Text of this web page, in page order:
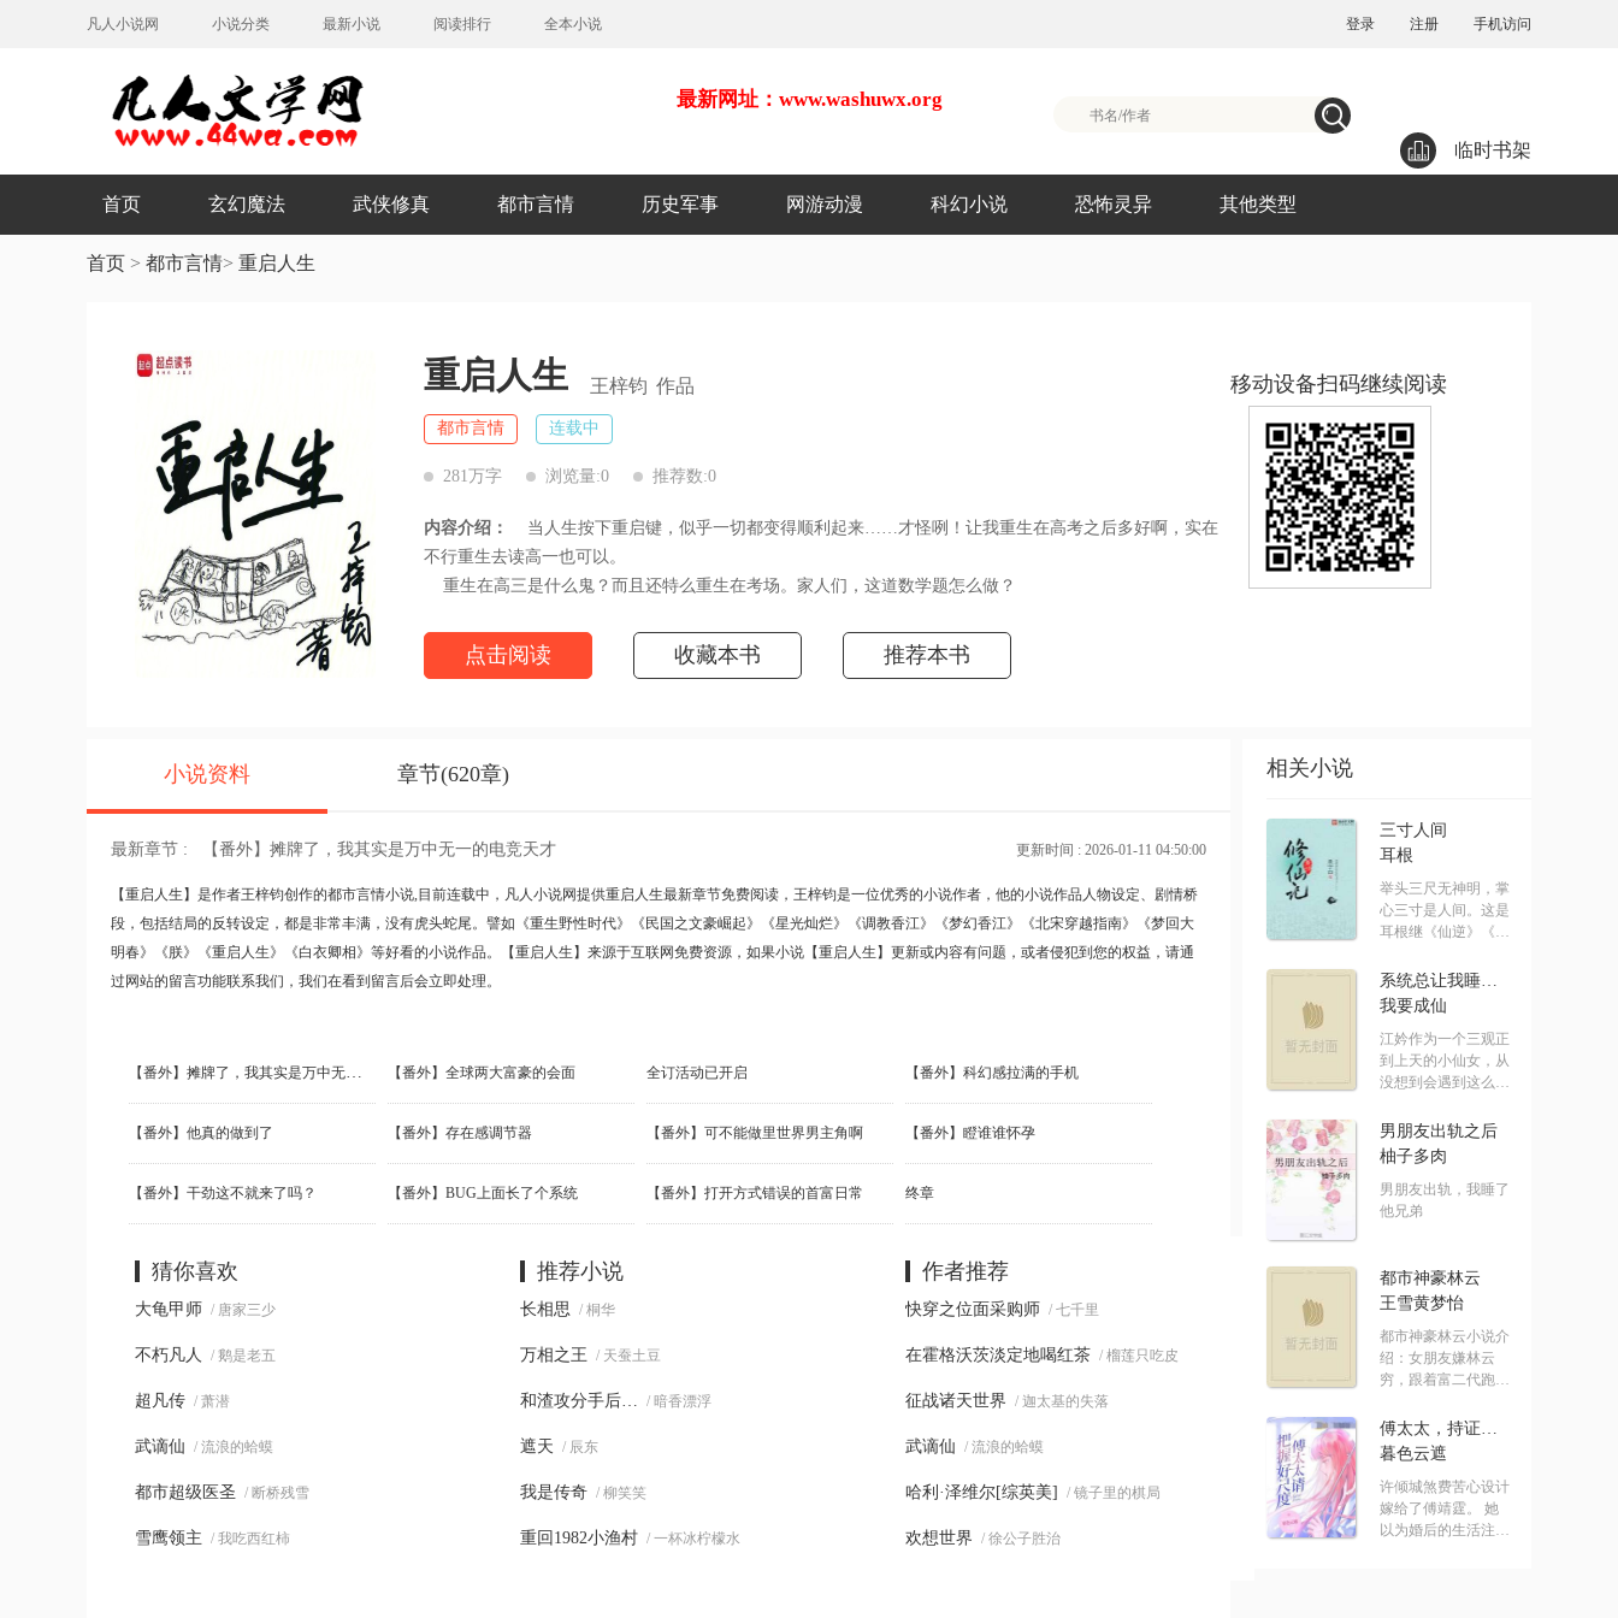
凡人小说网 小说分类 最新小说 阅读排行 全本小说 登录 注册 手机访问
最新网址：www.washuwx.org
临时书架
首页 玄幻魔法 武侠修真 都市言情 历史军事 网游动漫 科幻小说 恐怖灵异 其他类型
首页 > 都市言情> 重启人生
重启人生 王梓钧 作品
都市言情 连载中
281万字 浏览量:0 推荐数:0
内容介绍：
当人生按下重启键，似乎一切都变得顺利起来……才怪咧！让我重生在高考之后多好啊，实在
不行重生去读高一也可以。
重生在高三是什么鬼？而且还特么重生在考场。家人们，这道数学题怎么做？
）阅读重启人生最新章节请关注（凡人小说网 http://www.washuwx.org/book/301274.html）
点击阅读 收藏本书 推荐本书
移动设备扫码继续阅读
小说资料 章节(620章)
最新章节 : 【番外】摊牌了，我其实是万中无一的电竞天才 更新时间 : 2026-01-11 04:50:00
【重启人生 】是作者王梓钧创作的都市言情小说,目前连载中，凡人小说网提供重启人生最新章节免费阅读，王梓钧是一位优秀的小说作者，他的小说作品人物设定、剧情桥
段，包括结局的反转设定，都是非常丰满，没有虎头蛇尾。譬如 《重生野性时代》 《民国之文豪崛起》 《星光灿烂》 《调教香江》 《梦幻香江》 《北宋穿越指南》
《梦回大
明春》
《朕》 《重启人生》 《白衣卿相》 等好看的小说作品。【重启人生】来源于互联网免费资源，如果小说【重启人生】更新或内容有问题，或者侵犯到您的权益，请通
过网站的留言功能联系我们，我们在看到留言后会立即处理。
【番外】摊牌了，我其实是万中无一的电竞天才 【番外】全球两大富豪的会面 全订活动已开启 【番外】科幻感拉满的手机
【番外】他真的做到了 【番外】存在感调节器 【番外】可不能做里世界男主角啊 【番外】瞪谁谁怀孕
【番外】干劲这不就来了吗？ 【番外】BUG上面长了个系统 【番外】打开方式错误的首富日常 终章
猜你喜欢
大龟甲师 / 唐家三少
不朽凡人 / 鹅是老五
超凡传 / 萧潜
武谪仙 / 流浪的蛤蟆
都市超级医圣 / 断桥残雪
雪鹰领主 / 我吃西红柿
推荐小说
长相思 / 桐华
万相之王 / 天蚕土豆
和渣攻分手后… / 暗香漂浮
遮天 / 辰东
我是传奇 / 柳笑笑
重回1982小渔村 / 一杯冰柠檬水
作者推荐
快穿之位面采购师 / 七千里
在霍格沃茨淡定地喝红茶 / 榴莲只吃皮
征战诸天世界 / 迦太基的失落
武谪仙 / 流浪的蛤蟆
哈利·泽维尔[综英美] / 镜子里的棋局
欢想世界 / 徐公子胜治
相关小说
三寸人间
耳根
举头三尺无神明，掌
心三寸是人间。这是
耳根继《仙逆》《求
系统总让我睡男主[快穿]
我要成仙
江妗作为一个三观正
到上天的小仙女，从
没想到会遇到这么没
男朋友出轨之后
柚子多肉
男朋友出轨，我睡了
他兄弟
都市神豪林云
王雪黄梦怡
都市神豪林云小说介
绍：女朋友嫌林云
穷，跟着富二代跑
傅太太，持证请上岗
暮色云遮
许倾城煞费苦心设计
嫁给了傅靖霆。 她
以为婚后的生活注定